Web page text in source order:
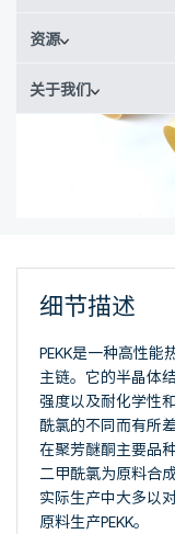
资源
关于我们
细节描述
PEKK是一种高性
主链。它的半晶体
强度以及耐化学性
酰氯的不同而有所
在聚芳醚酮主要品
二甲酰氯为原料合
实际生产中大多以
原料生产PEKK。